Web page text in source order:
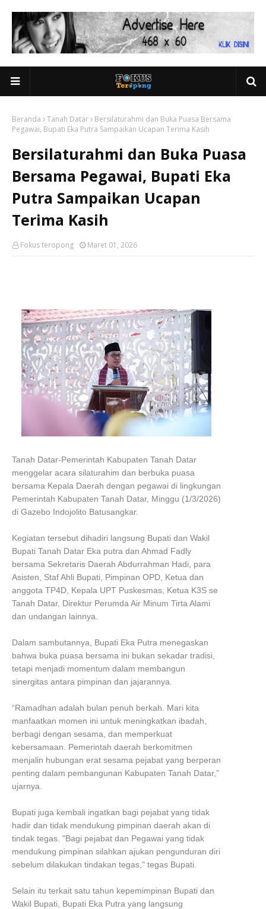
Beranda Tanah Datar
Bersilaturahmi dan Buka Puasa Bersama
Pegawai, Bupati Eka Putra Sampaikan Ucapan Terima Kasih
Bersilaturahmi dan Buka Puasa
Bersama Pegawai, Bupati Eka
Putra Sampaikan Ucapan
Terima Kasih
Fokus teropong Maret 01, 2026
Tanah Datar-Pemerintah Kabupaten Tanah Datar
menggelar acara silaturahim dan berbuka puasa
bersama Kepala Daerah dengan pegawai di lingkungan
Pemerintah Kabupaten Tanah Datar, Minggu (1/3/2026)
di Gazebo Indojolito Batusangkar.
Kegiatan tersebut dihadiri langsung Bupati dan Wakil
Bupati Tanah Datar Eka putra dan Ahmad Fadly
bersama Sekretaris Daerah Abdurrahman Hadi, para
Asisten, Staf Ahli Bupati, Pimpinan OPD, Ketua dan
anggota TP4D, Kepala UPT Puskesmas, Ketua K3S se
Tanah Datar, Direktur Perumda Air Minum Tirta Alami
dan undangan lainnya.
Dalam sambutannya, Bupati Eka Putra menegaskan
bahwa buka puasa bersama ini bukan sekadar tradisi,
tetapi menjadi momentum dalam membangun
sinergitas antara pimpinan dan jajarannya.
“Ramadhan adalah bulan penuh berkah. Mari kita
manfaatkan momen ini untuk meningkatkan ibadah,
berbagi dengan sesama, dan memperkuat
kebersamaan. Pemerintah daerah berkomitmen
menjalin hubungan erat sesama pejabat yang berperan
penting dalam pembangunan Kabupaten Tanah Datar,”
ujarnya.
Bupati juga kembali ingatkan bagi pejabat yang tidak
hadir dan tidak mendukung pimpinan daerah akan di
tindak tegas. "Bagi pejabat dan Pegawai yang tidak
mendukung pimpinan silahkan ajukan pengunduran diri
sebelum dilakukan tindakan tegas," tegas Bupati.
Selain itu terkait satu tahun kepemimpinan Bupati dan
Wakil Bupati, Bupati Eka Putra yang langsung